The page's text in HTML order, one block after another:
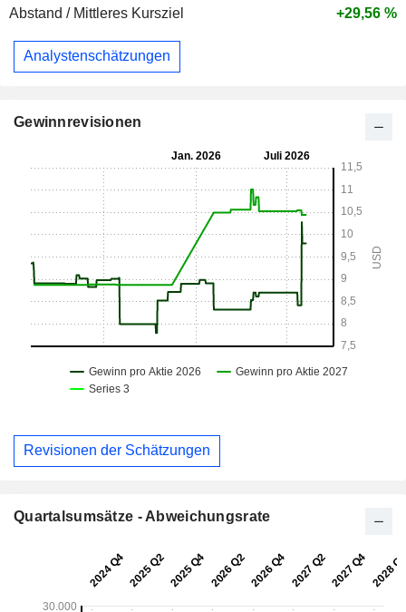
Abstand / Mittleres Kursziel
+29,56 %
Analystenschätzungen
Gewinnrevisionen
Revisionen der Schätzungen
Quartalsumsätze - Abweichungsrate